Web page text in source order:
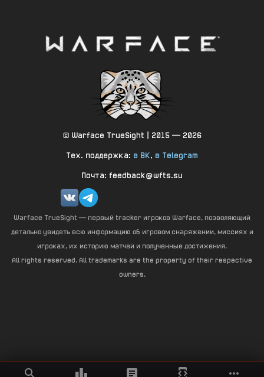
© Warface TrueSight | 2015 — 2026
Тех. поддержка: в ВК, в Telegram
Почта: feedback@wfts.su
Warface TrueSight — первый tracker игроков Warface, позволяющий
детально увидеть всю информацию об игровом снаряжении, миссиях и
игроках, их историю матчей и полученные достижения.
All rights reserved. All trademarks are the property of their respective
owners.